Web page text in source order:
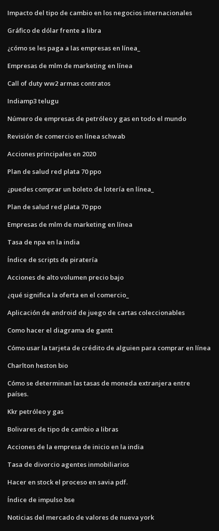
Impacto del tipo de cambio en los negocios internacionales
Gráfico de dólar frente a libra
¿cómo se les paga a las empresas en línea_
Empresas de mlm de marketing en línea
Call of duty ww2 armas contratos
Indiamp3 telugu
Número de empresas de petróleo y gas en todo el mundo
Revisión de comercio en línea schwab
Acciones principales en 2020
Plan de salud red plata 70 ppo
¿puedes comprar un boleto de lotería en línea_
Plan de salud red plata 70 ppo
Empresas de mlm de marketing en línea
Tasa de npa en la india
Índice de scripts de piratería
Acciones de alto volumen precio bajo
¿qué significa la oferta en el comercio_
Aplicación de android de juego de cartas coleccionables
Como hacer el diagrama de gantt
Cómo usar la tarjeta de crédito de alguien para comprar en línea
Charlton heston bio
Cómo se determinan las tasas de moneda extranjera entre
países.
Kkr petróleo y gas
Bolivares de tipo de cambio a libras
Acciones de la empresa de inicio en la india
Tasa de divorcio agentes inmobiliarios
Hacer en stock el proceso en savia pdf.
Índice de impulso bse
Noticias del mercado de valores de nueva york